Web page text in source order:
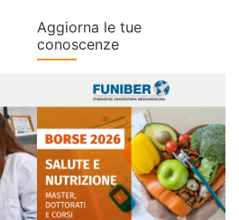
Aggiorna le tue
conoscenze